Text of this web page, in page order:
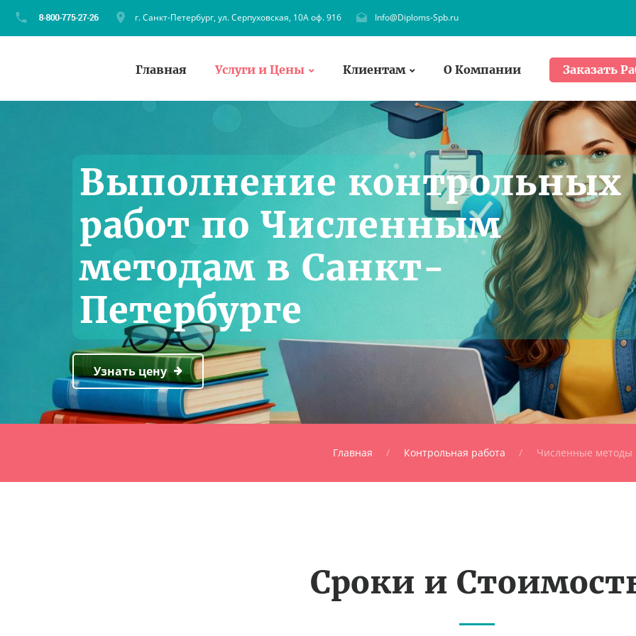
г. Санкт-Петербург, ул. Серпуховская, 10А оф. 916 Info@Diploms-Spb.ru
Главная Услуги и Цены Клиентам О Компании Заказать
Выполнение контрольных
работ по Численным
методам в Санкт-
Петербурге
Узнать цену
Главная Контрольная работа Численные методы
Сроки и